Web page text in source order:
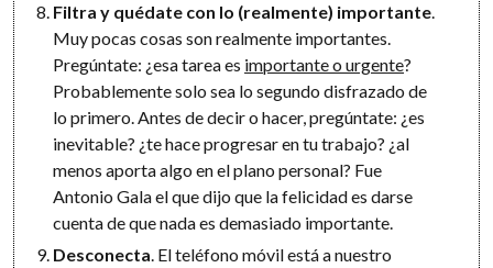
Filtra y quédate con lo (realmente) importante.
Muy pocas cosas son realmente importantes.
Pregúntate: ¿esa tarea es importante o urgente?
Probablemente solo sea lo segundo disfrazado de
lo primero. Antes de decir o hacer, pregúntate: ¿es
inevitable? ¿te hace progresar en tu trabajo? ¿al
menos aporta algo en el plano personal? Fue
Antonio Gala el que dijo que la felicidad es darse
cuenta de que nada es demasiado importante.
Desconecta. El teléfono móvil está a nuestro